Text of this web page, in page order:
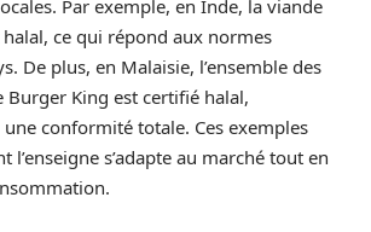
Par exemple, en Inde, la viande
ce qui répond aux normes
De plus, en Malaisie, l’ensemble des
Burger King est certifié halal,
conformité totale. Ces exemples
l’enseigne s’adapte au marché tout en